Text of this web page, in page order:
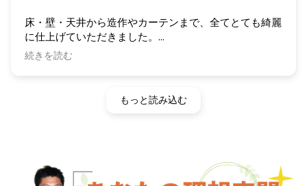
床・壁・天井から造作やカーテンまで、全てとても綺麗
に仕上げていただきました。
しかも作業がとてもスピーディーで、仕上がりにも大満
足です！
お人柄がとても良く、気さくで話しやすく、相談もしや
続きを読む
もっと読み込む